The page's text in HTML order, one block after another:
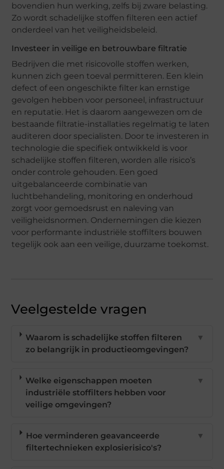
bovendien hun werking, zelfs bij zware belasting.
Zo wordt schadelijke stoffen filteren een actief
onderdeel van het veiligheidsbeleid.
Investeer in veilige en betrouwbare filtratie
Bedrijven die met risicovolle stoffen werken,
kunnen zich geen toeval permitteren. Een klein
defect of een ongeschikte filter kan ernstige
gevolgen hebben voor personeel, infrastructuur
en reputatie. Het is daarom aangewezen om de
bestaande filtratie-installaties regelmatig te laten
auditeren door specialisten. Door te investeren in
technologie die specifiek ontwikkeld is voor
schadelijke stoffen filteren, worden alle risico’s
onder controle gehouden. Een goed
uitgebalanceerde combinatie van
luchtbehandeling, monitoring en onderhoud
zorgt voor gemoedsrust en naleving van
veiligheidsnormen. Ondernemingen die kiezen
voor performante industriële stoffilters bouwen
tegelijk ook aan een veilige, duurzame toekomst.
Veelgestelde vragen
Waarom is schadelijke stoffen filteren
zo belangrijk in productieomgevingen?
▼
Welke eigenschappen moeten
industriële stoffilters hebben voor
veilige omgevingen?
▼
Hoe verminderen geavanceerde
filtertechnieken explosierisico's?
▼